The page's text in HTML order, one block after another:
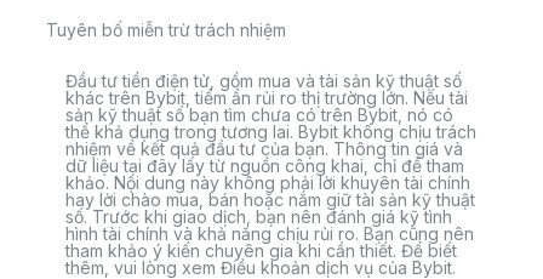
Tuyên bố miễn trừ trách nhiệm
Đầu tư tiền điện tử, gồm mua và tài sản kỹ thuật số
khác trên Bybit, tiềm ẩn rủi ro thị trường lớn. Nếu tài
sản kỹ thuật số bạn tìm chưa có trên Bybit, nó có
thể khả dụng trong tương lai. Bybit không chịu trách
nhiệm về kết quả đầu tư của bạn. Thông tin giá và
dữ liệu tại đây lấy từ nguồn công khai, chỉ để tham
khảo. Nội dung này không phải lời khuyên tài chính
hay lời chào mua, bán hoặc nắm giữ tài sản kỹ thuật
số. Trước khi giao dịch, bạn nên đánh giá kỹ tình
hình tài chính và khả năng chịu rủi ro. Bạn cũng nên
tham khảo ý kiến chuyên gia khi cần thiết. Để biết
thêm, vui lòng xem Điều khoản dịch vụ của Bybit.